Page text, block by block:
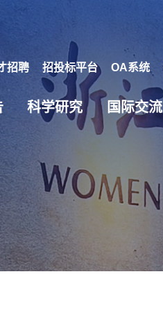
招聘 招投标平台 OA系统
科学研究 国际交流